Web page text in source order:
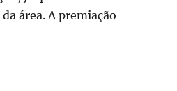
área. A premiação